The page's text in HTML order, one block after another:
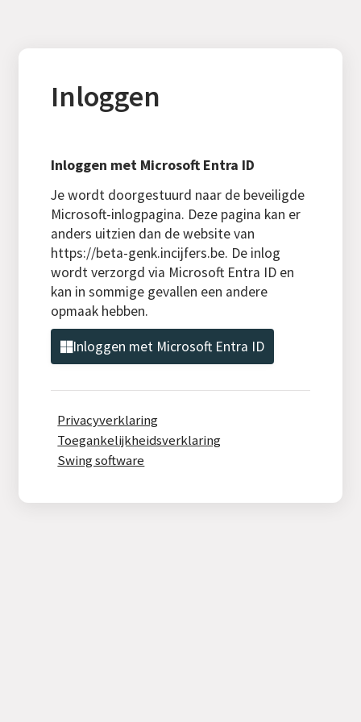
Inloggen
Inloggen met Microsoft Entra ID
Je wordt doorgestuurd naar de beveiligde
Microsoft-inlogpagina. Deze pagina kan er
anders uitzien dan de website van
https://beta-genk.incijfers.be. De inlog
wordt verzorgd via Microsoft Entra ID en
kan in sommige gevallen een andere
opmaak hebben.
Inloggen met Microsoft Entra ID
Privacyverklaring
Toegankelijkheidsverklaring
Swing software